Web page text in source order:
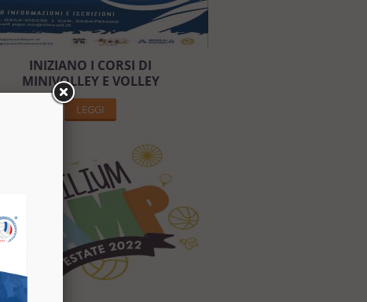
INIZIANO I CORSI DI
MINIVOLLEY E VOLLEY
LEGGI